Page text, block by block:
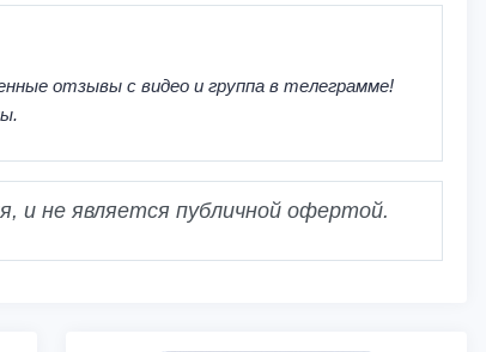
отзывы с видео и группа в телеграмме!
и не является публичной офертой.